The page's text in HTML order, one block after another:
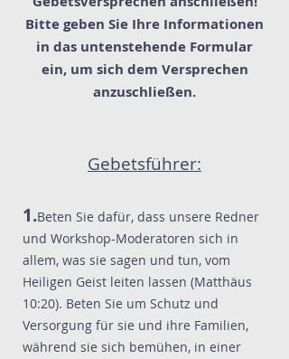
Bitte geben Sie Ihre Informationen
in das untenstehende Formular
ein, um sich dem Versprechen
anzuschließen.
Gebetsführer:
1.Beten Sie dafür, dass unsere Redner
und Workshop-Moderatoren sich in
allem, was sie sagen und tun, vom
Heiligen Geist leiten lassen (Matthäus
10:20). Beten Sie um Schutz und
Versorgung für sie und ihre Familien,
während sie sich bemühen, in einer